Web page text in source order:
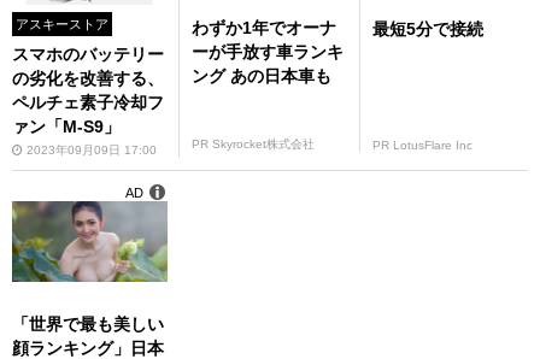
アスキーストア
スマホのバッテリー
の劣化を改善する、
ペルチェ素子冷却フ
ァン「M-S9」
2023年09月09日 17:00
わずか1年でオーナ
ーが手放す車ランキ
ング あの日本車も
PR Skyrocket株式会社
最短5分で接続
PR LotusFlare Inc
「世界で最も美しい
顔ランキング」日本
AD